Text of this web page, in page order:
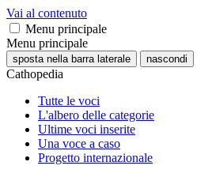
Vai al contenuto
Menu principale
Menu principale
sposta nella barra laterale nascondi
Cathopedia
Tutte le voci
L'albero delle categorie
Ultime voci inserite
Una voce a caso
Progetto internazionale